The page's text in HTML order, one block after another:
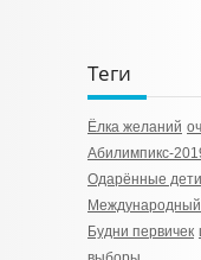
Теги
Ёлка желаний
Абилимпикс-
Одарённые дети
Будни первичек